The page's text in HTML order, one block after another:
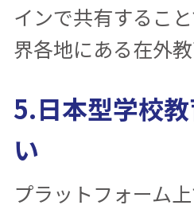
インで共有するこ
界各地にある在外
5.日本型学校
い
プラットフォーム